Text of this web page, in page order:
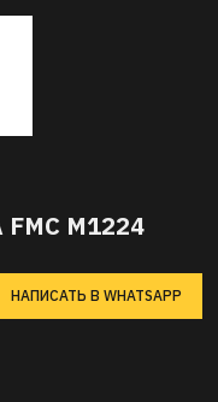
M1224
НАПИСАТЬ В WHATSAPP